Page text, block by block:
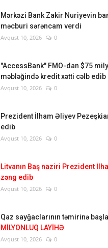
Mərkəzi Bank Zakir Nuriyevin
məcburi sərəncam verdi
Avqust 10, 2026 0
"AccessBank" FMO-dan $75
məbləğində kredit xətti cəlb edib
Avqust 10, 2026 0
Prezident İlham Əliyev
edib
Avqust 10, 2026 0
Litvanın Baş naziri Prezident
zəng edib
Avqust 10, 2026 0
Qaz sayğaclarının təmirinə
MİLYONLUQ LAYİHƏ
Avqust 10, 2026 0